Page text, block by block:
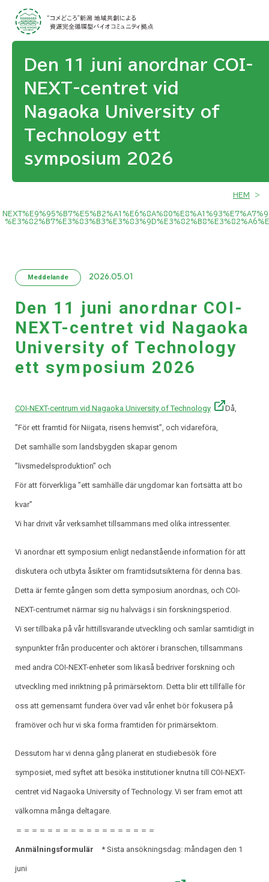
Den 11 juni anordnar COI-
NEXT-centret vid
Nagaoka University of
Technology ett
symposium 2026
HEM >
Meddelande 2026.05.01
Den 11 juni anordnar COI-
NEXT-centret vid Nagaoka
University of Technology
ett symposium 2026
COI-NEXT-centrum vid Nagaoka University of Technology Då,
”För ett framtid för Niigata, risens hemvist”, och vidareföra,
Det samhälle som landsbygden skapar genom
”livsmedelsproduktion” och
För att förverkliga ”ett samhälle där ungdomar kan fortsätta att bo
kvar”
Vi har drivit vår verksamhet tillsammans med olika intressenter.
Vi anordnar ett symposium enligt nedanstående information för att
diskutera och utbyta åsikter om framtidsutsikterna för denna bas.
Detta är femte gången som detta symposium anordnas, och COI-
NEXT-centrumet närmar sig nu halvvägs i sin forskningsperiod.
Vi ser tillbaka på vår hittillsvarande utveckling och samlar samtidigt in
synpunkter från producenter och aktörer i branschen, tillsammans
med andra COI-NEXT-enheter som likaså bedriver forskning och
utveckling med inriktning på primärsektorn. Detta blir ett tillfälle för
oss att gemensamt fundera över vad vår enhet bör fokusera på
framöver och hur vi ska forma framtiden för primärsektorn.
Dessutom har vi denna gång planerat en studiebesök före
symposiet, med syftet att besöka institutioner knutna till COI-NEXT-
centret vid Nagaoka University of Technology. Vi ser fram emot att
välkomna många deltagare.
＝＝＝＝＝＝＝＝＝＝＝＝＝＝＝＝＝＝
Anmälningsformulär * Sista ansökningsdag: måndagen den 1
juni